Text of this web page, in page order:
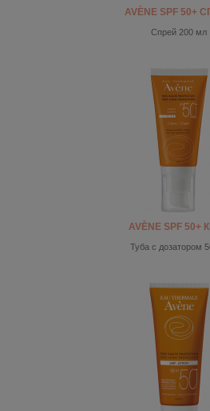
AVÈNE SPF 50+
Спрей 200 мл
AVÈNE SPF 50+
Туба с дозатором